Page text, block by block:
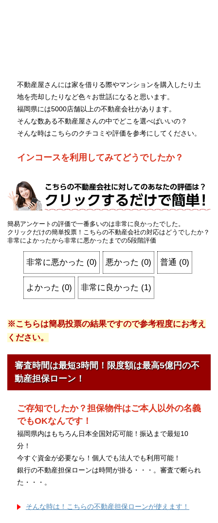
不動産屋さんには家を借りる際やマンションを購入したり土
地を売却したりなど色々お世話になると思います。
福岡県には5000店舗以上の不動産会社があります。
そんな数ある不動産屋さんの中でどこを選べばいいの？
そんな時はこちらのクチコミや評価を参考にしてください。
インコースを利用してみてどうでしたか？
簡易アンケートの評価で一番多いのは非常に良かったでした。
クリックだけの簡単投票！こちらの不動産会社の対応はどうでしたか？
非常によかったから非常に悪かったまでの5段階評価
非常に悪かった (0) 悪かった (0) 普通 (0)
よかった (0) 非常に良かった (1)
※こちらは簡易投票の結果ですので参考程度にお考え
ください。
審査時間は最短3時間！限度額は最高5億円の不
動産担保ローン！
ご存知でしたか？担保物件はご本人以外の名義
でもOKなんです！
福岡県内はもちろん日本全国対応可能！振込まで最短10
分！
今すぐ資金が必要なら！個人でも法人でも利用可能！
銀行の不動産担保ローンは時間が掛る・・・。審査で断られ
た・・・。
そんな時は！こちらの不動産担保ローンが使えます！